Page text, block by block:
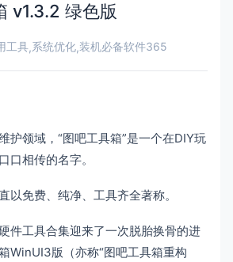
v1.3.2 绿色版
工具,系统优化,装机必备软件365
护领域，“图吧工具箱”是一个在DIY玩
口相传的名字。
以免费、纯净、工具齐全著称。
件工具合集迎来了一次脱胎换骨的进
版（亦称“图吧工具箱重构